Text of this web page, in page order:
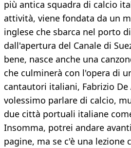
più antica squadra di calcio
attività, viene fondata da un
inglese che sbarca nel porto
dall'apertura del Canale di
bene, nasce anche una
che culminerà con l'opera di
cantautori italiani, Fabrizio De
volessimo parlare di calcio,
due città portuali italiane
Insomma, potrei andare
pagine, ma se c'è una lezione